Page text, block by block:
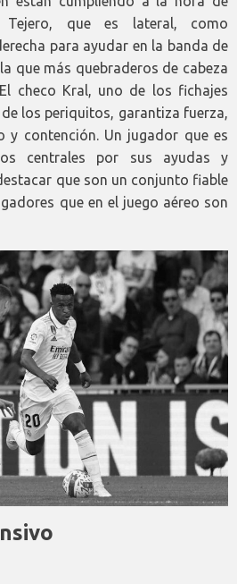
que es lateral, como
para ayudar en la banda de
que más quebraderos de cabeza
checo Kral, uno de los fichajes
los periquitos, garantiza fuerza,
y contención. Un jugador que es
centrales por sus ayudas y
que son un conjunto fiable
que en el juego aéreo son